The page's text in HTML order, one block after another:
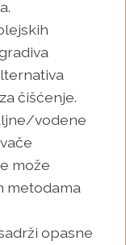
čišćenje.
vodene
može
metodama
opasne